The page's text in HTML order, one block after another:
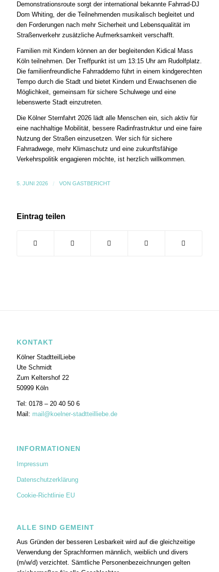
Demonstrationsroute sorgt der international bekannte Fahrrad-DJ
Dom Whiting, der die Teilnehmenden musikalisch begleitet und
den Forderungen nach mehr Sicherheit und Lebensqualität im
Straßenverkehr zusätzliche Aufmerksamkeit verschafft.
Familien mit Kindern können an der begleitenden Kidical Mass
Köln teilnehmen. Der Treffpunkt ist um 13:15 Uhr am Rudolfplatz.
Die familienfreundliche Fahrraddemo führt in einem kindgerechten
Tempo durch die Stadt und bietet Kindern und Erwachsenen die
Möglichkeit, gemeinsam für sichere Schulwege und eine
lebenswerte Stadt einzutreten.
Die Kölner Sternfahrt 2026 lädt alle Menschen ein, sich aktiv für
eine nachhaltige Mobilität, bessere Radinfrastruktur und eine faire
Nutzung der Straßen einzusetzen. Wer sich für sichere
Fahrradwege, mehr Klimaschutz und eine zukunftsfähige
Verkehrspolitik engagieren möchte, ist herzlich willkommen.
5. JUNI 2026 / VON GASTBERICHT
Eintrag teilen
KONTAKT
Kölner StadtteilLiebe
Ute Schmidt
Zum Keltershof 22
50999 Köln
Tel: 0178 – 20 40 50 6
Mail: mail@koelner-stadtteilliebe.de
INFORMATIONEN
Impressum
Datenschutzerklärung
Cookie-Richtlinie EU
ALLE SIND GEMEINT
Aus Gründen der besseren Lesbarkeit wird auf die gleichzeitige
Verwendung der Sprachformen männlich, weiblich und divers
(m/w/d) verzichtet. Sämtliche Personenbezeichnungen gelten